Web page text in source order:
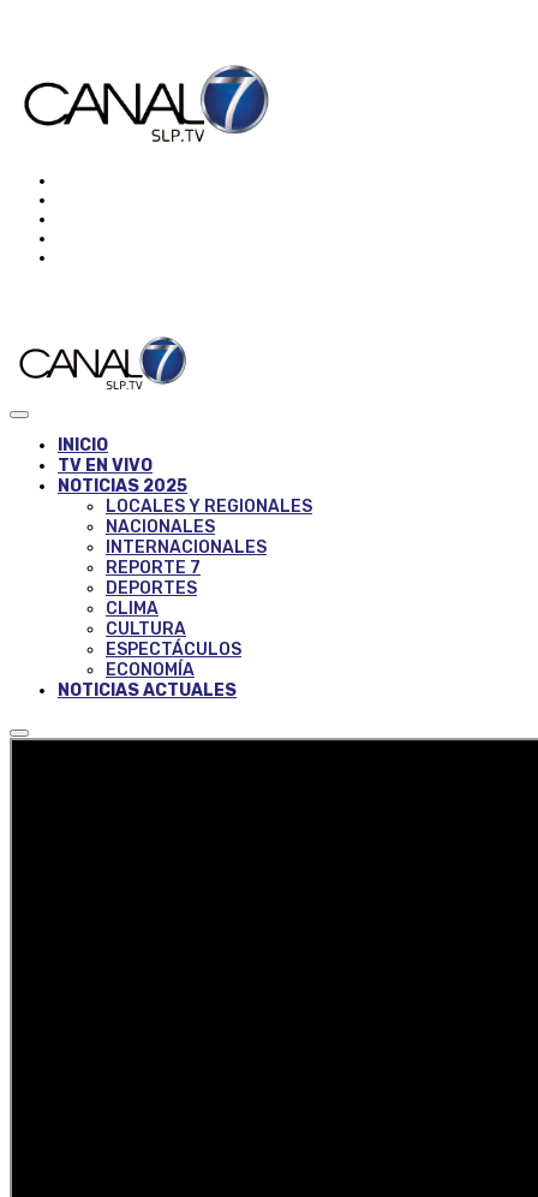
INICIO
TV EN VIVO
NOTICIAS 2025
LOCALES Y REGIONALES
NACIONALES
INTERNACIONALES
REPORTE 7
DEPORTES
CLIMA
CULTURA
ESPECTÁCULOS
ECONOMÍA
NOTICIAS ACTUALES